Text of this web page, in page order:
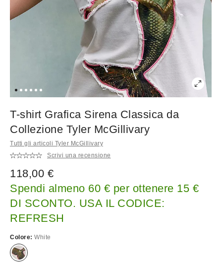
T-shirt Grafica Sirena Classica da
Collezione Tyler McGillivary
Tutti gli articoli Tyler McGillivary
Scrivi una recensione
118,00 €
Spendi almeno 60 € per ottenere 15 €
DI SCONTO. USA IL CODICE:
REFRESH
Colore: White